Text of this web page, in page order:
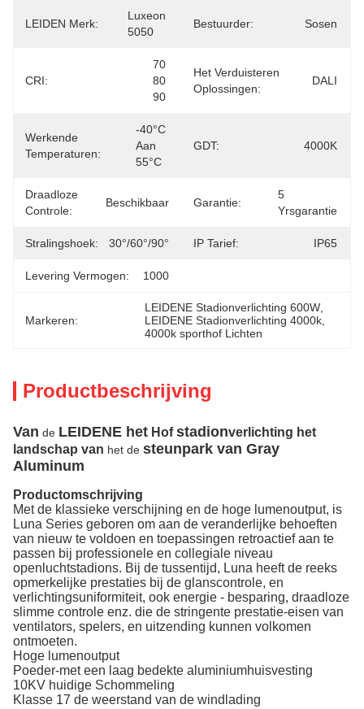
LEIDEN Merk:
Luxeon
5050
Bestuurder: Sosen
CRI:
70
80
90
Het Verduisteren
Oplossingen:
DALI
Werkende
Temperaturen:
-40°C
Aan
55°C
GDT: 4000K
Draadloze
Controle:
Beschikbaar Garantie:
5
Yrsgarantie
Stralingshoek: 30°/60°/90° IP Tarief: IP65
Levering Vermogen: 1000
Markeren:
LEIDENE Stadionverlichting 600W
LEIDENE Stadionverlichting 4000k
4000k sporthof Lichten
Productbeschrijving
Van de LEIDENE het Hof stadionverlichting het
landschap van het de steunpark van Gray
Aluminum
Productomschrijving
Met de klassieke verschijning en de hoge lumenoutput, is
Luna Series geboren om aan de veranderlijke behoeften
van nieuw te voldoen en toepassingen retroactief aan te
passen bij professionele en collegiale niveau
openluchtstadions. Bij de tussentijd, Luna heeft de reeks
opmerkelijke prestaties bij de glanscontrole, en
verlichtingsuniformiteit, ook energie - besparing, draadloze
slimme controle enz. die de stringente prestatie-eisen van
ventilators, spelers, en uitzending kunnen volkomen
ontmoeten.
Hoge lumenoutput
Poeder-met een laag bedekte aluminiumhuisvesting
10KV huidige Schommeling
Klasse 17 de weerstand van de windlading